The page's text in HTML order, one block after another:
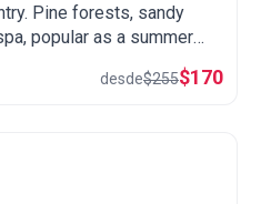
Pine forests, sandy
popular as a summer
desde$255$170